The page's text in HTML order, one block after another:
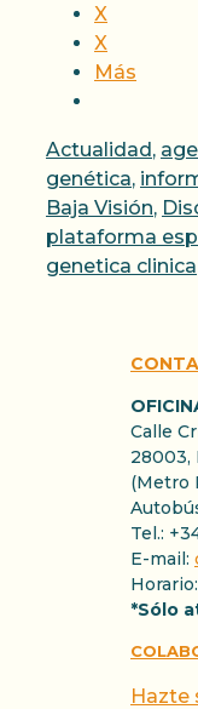
X
X
Más
Categorías
Actualidad,
genética,
Baja Visión,
plataforma
genetica clinica
Calle
28003,
(Metro
Tel.:
E-mail:
*Sólo
Hazte